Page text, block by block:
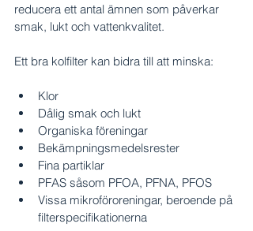
reducera ett antal ämnen som påverkar
smak, lukt och vattenkvalitet.
Ett bra kolfilter kan bidra till att minska:
Klor
Dålig smak och lukt
Organiska föreningar
Bekämpningsmedelsrester
Fina partiklar
PFAS såsom PFOA, PFNA, PFOS
Vissa mikroföroreningar, beroende på
filterspecifikationerna